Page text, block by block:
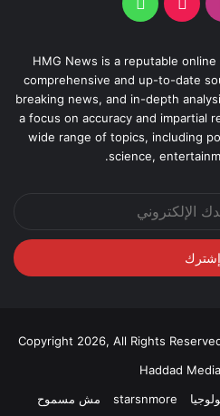
HMG News is a reputable
comprehensive and up-to-date
breaking news, and in-depth
a focus on accuracy and impartial
wide range of topics, including
science,
Haddad
starsnmore مش مسموح